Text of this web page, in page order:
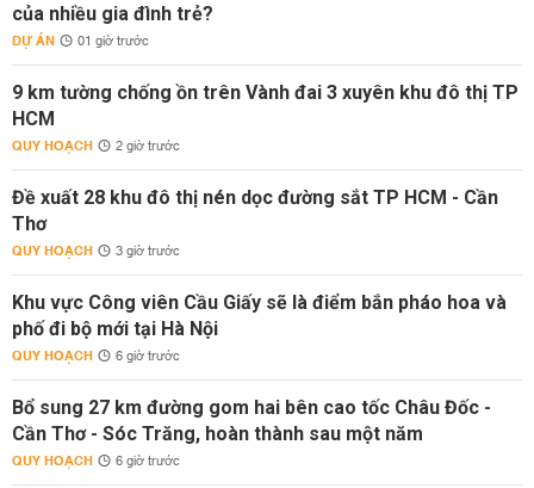
của nhiều gia đình trẻ?
DỰ ÁN 01 giờ trước
9 km tường chống ồn trên Vành đai 3 xuyên khu đô thị TP
HCM
QUY HOẠCH 2 giờ trước
Đề xuất 28 khu đô thị nén dọc đường sắt TP HCM - Cần
Thơ
QUY HOẠCH 3 giờ trước
Khu vực Công viên Cầu Giấy sẽ là điểm bắn pháo hoa và
phố đi bộ mới tại Hà Nội
QUY HOẠCH 6 giờ trước
Bổ sung 27 km đường gom hai bên cao tốc Châu Đốc -
Cần Thơ - Sóc Trăng, hoàn thành sau một năm
QUY HOẠCH 6 giờ trước